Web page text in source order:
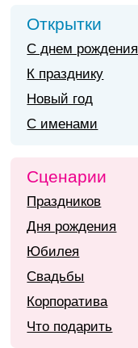
Открытки
С днем рождения
К празднику
Новый год
С именами
Сценарии
Праздников
Дня рождения
Юбилея
Свадьбы
Корпоратива
Что подарить